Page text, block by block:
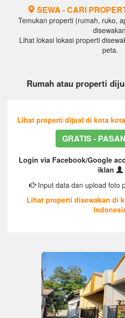
SEWA - CARI
Temukan properti (rumah, ruko,
Lihat lokasi lokasi properti
peta.
Rumah atau properti
Lihat properti dijual di kota
GRATIS -
Login via Facebook/Google
iklan
Input data dan upload foto
Lihat properti disewakan di